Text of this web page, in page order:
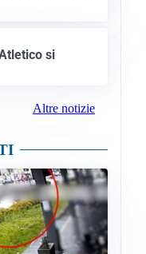
si
Altre notizie